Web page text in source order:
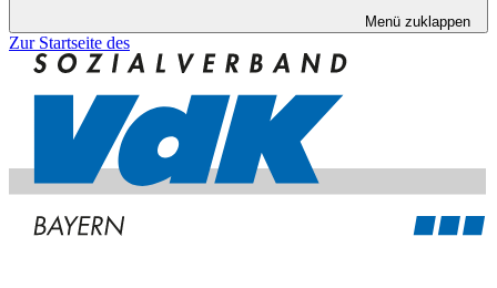
Menü zuklappen
Zur Startseite des